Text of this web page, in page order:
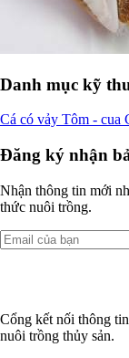
Danh mục kỹ
Cá có vảy Tôm - cua
Đăng ký nhận
Nhận thông tin mới
thức nuôi trồng.
Cổng kết nối thông
nuôi trồng thủy sản.